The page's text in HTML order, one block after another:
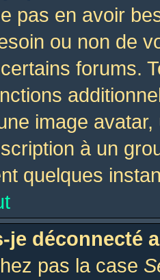
pas en avoir
ou non de
forums.
image
à un
quelques
je déconnecté
pas la case